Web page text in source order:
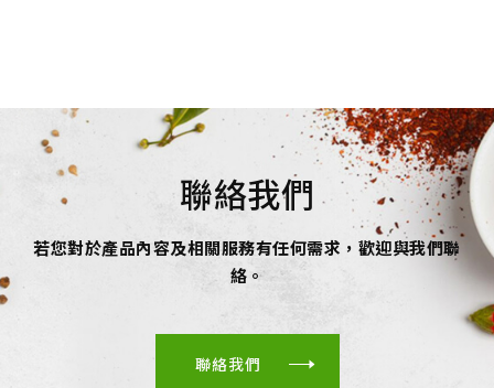
聯絡我們
若您對於產品內容及相關服務有任何需求，歡迎與我們聯
絡。
聯絡我們